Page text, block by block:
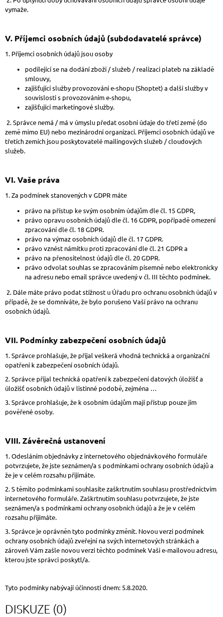
vymaže.
V. Příjemci osobních údajů (subdodavatelé správce)
1. Příjemci osobních údajů jsou osoby
podílející se na dodání zboží / služeb / realizaci plateb na základě
smlouvy,
zajišťující služby provozování e-shopu (Shoptet) a další služby v
souvislosti s provozováním e-shopu,
zajišťující marketingové služby.
2. Správce nemá / má v úmyslu předat osobní údaje do třetí země (do
země mimo EU) nebo mezinárodní organizaci. Příjemci osobních údajů ve
třetích zemích jsou poskytovatelé mailingových služeb / cloudových
služeb.
VI.Vaše práva
1. Za podmínek stanovených v GDPR máte
právo na přístup ke svým osobním údajům dle čl. 15 GDPR,
právo opravu osobních údajů dle čl. 16 GDPR, popřípadě omezení
zpracování dle čl. 18 GDPR.
právo na výmaz osobních údajů dle čl. 17 GDPR.
právo vznést námitku proti zpracování dle čl. 21 GDPR a
právo na přenositelnost údajů dle čl. 20 GDPR.
právo odvolat souhlas se zpracováním písemně nebo elektronicky
na adresu nebo email správce uvedený v čl. III těchto podmínek.
2. Dále máte právo podat stížnost u Úřadu pro ochranu osobních údajů v
případě, že se domníváte, že bylo porušeno Vaší právo na ochranu
osobních údajů.
VII. Podmínky zabezpečení osobních údajů
1. Správce prohlašuje, že přijal veškerá vhodná technická a organizační
opatření k zabezpečení osobních údajů.
2. Správce přijal technická opatření k zabezpečení datových úložišť a
úložišť osobních údajů v listinné podobě, zejména …
3. Správce prohlašuje, že k osobním údajům mají přístup pouze jím
pověřené osoby.
VIII.Závěrečná ustanovení
1. Odesláním objednávky z internetového objednávkového formuláře
potvrzujete, že jste seznámen/a s podmínkami ochrany osobních údajů a
že je v celém rozsahu přijímáte.
2. S těmito podmínkami souhlasíte zaškrtnutím souhlasu prostřednictvím
internetového formuláře. Zaškrtnutím souhlasu potvrzujete, že jste
seznámen/a s podmínkami ochrany osobních údajů a že je v celém
rozsahu přijímáte.
3. Správce je oprávněn tyto podmínky změnit. Novou verzi podmínek
ochrany osobních údajů zveřejní na svých internetových stránkách a
zároveň Vám zašle novou verzi těchto podmínek Vaši e-mailovou adresu,
kterou jste správci poskytl/a.
Tyto podmínky nabývají účinnosti dnem: 5.8.2020.
DISKUZE (0)